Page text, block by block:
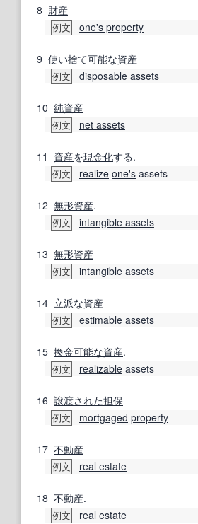
8 財産
例文 one's property
9 使い捨て可能な資産
例文 disposable assets
10 純資産
例文 net assets
11 資産を現金化する.
例文 realize one's assets
12 無形資産.
例文 intangible assets
13 無形資産
例文 intangible assets
14 立派な資産
例文 estimable assets
15 換金可能な資産.
例文 realizable assets
16 譲渡された担保
例文 mortgaged property
17 不動産
例文 real estate
18 不動産.
例文 real estate